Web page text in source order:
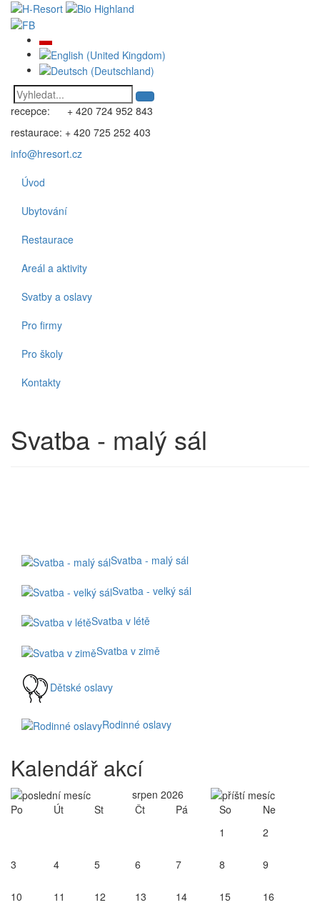
recepce: + 420 724 952 843
restaurace: + 420 725 252 403
info@hresort.cz
Úvod
Ubytování
Restaurace
Areál a aktivity
Svatby a oslavy
Pro firmy
Pro školy
Kontakty
Svatba - malý sál
Svatba - malý sál
Svatba - velký sál
Svatba v létě
Svatba v zimě
Dětské oslavy
Rodinné oslavy
Kalendář akcí
srpen 2026
Po
Út St Čt Pá So
Ne
1
2
3 4 5 6 7 8 9
10 11 12 13 14 15 16